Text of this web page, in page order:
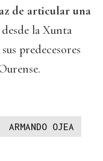
de articular una
desde la Xunta
predecesores
ARMANDO OJEA